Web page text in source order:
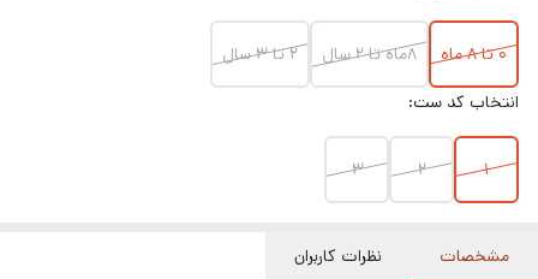
0 تا 8 ماه 8ماه تا 2 سال
۲ تا ۳ سال
انتخاب کد ست:
1
2
3
مشخصات نظرات کاربران